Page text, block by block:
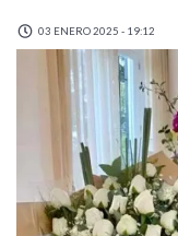
03 ENERO 2025 - 19:12